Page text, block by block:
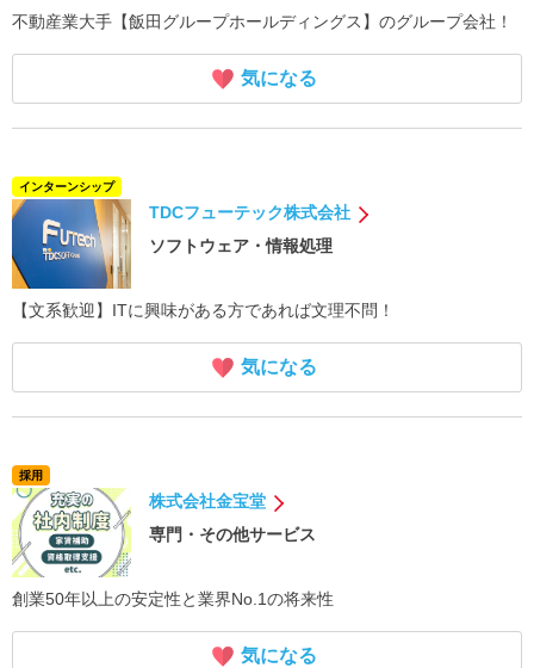
不動産業大手【飯田グループホールディングス】のグループ会社！
気になる
インターンシップ
TDCフューテック株式会社
ソフトウェア・情報処理
【文系歓迎】ITに興味がある方であれば文理不問！
気になる
採用
株式会社金宝堂
専門・その他サービス
創業50年以上の安定性と業界No.1の将来性
気になる